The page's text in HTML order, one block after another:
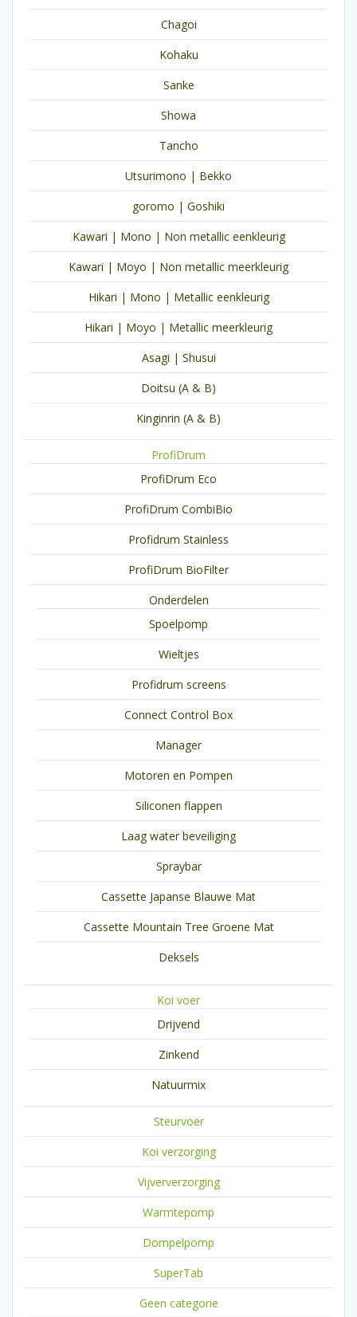
Chagoi
Kohaku
Sanke
Showa
Tancho
Utsurimono | Bekko
goromo | Goshiki
Kawari | Mono | Non metallic eenkleurig
Kawari | Moyo | Non metallic meerkleurig
Hikari | Mono | Metallic eenkleurig
Hikari | Moyo | Metallic meerkleurig
Asagi | Shusui
Doitsu (A & B)
Kinginrin (A & B)
ProfiDrum
ProfiDrum Eco
ProfiDrum CombiBio
Profidrum Stainless
ProfiDrum BioFilter
Onderdelen
Spoelpomp
Wieltjes
Profidrum screens
Connect Control Box
Manager
Motoren en Pompen
Siliconen flappen
Laag water beveiliging
Spraybar
Cassette Japanse Blauwe Mat
Cassette Mountain Tree Groene Mat
Deksels
Koi voer
Drijvend
Zinkend
Natuurmix
Steurvoer
Koi verzorging
Vijververzorging
Warmtepomp
Dompelpomp
SuperTab
Geen categorie